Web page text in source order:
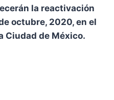
la reactivación
octubre, 2020, en el
Ciudad de México.